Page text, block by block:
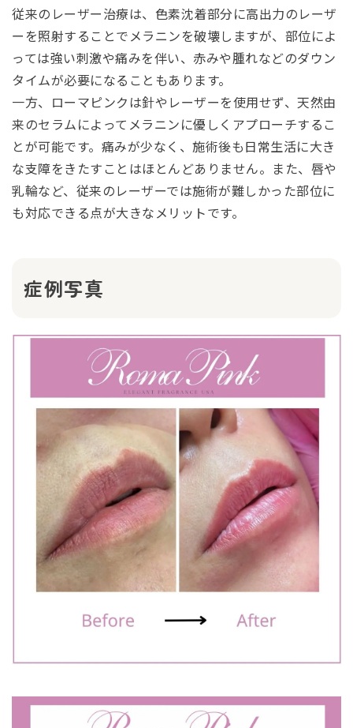
従来のレーザー治療は、色素沈着部分に高出力のレーザ
ーを照射することでメラニンを破壊しますが、部位によ
っては強い刺激や痛みを伴い、赤みや腫れなどのダウン
タイムが必要になることもあります。
一方、ローマピンクは針やレーザーを使用せず、天然由
来のセラムによってメラニンに優しくアプローチするこ
とが可能です。痛みが少なく、施術後も日常生活に大き
な支障をきたすことはほとんどありません。また、唇や
乳輪など、従来のレーザーでは施術が難しかった部位に
も対応できる点が大きなメリットです。
症例写真